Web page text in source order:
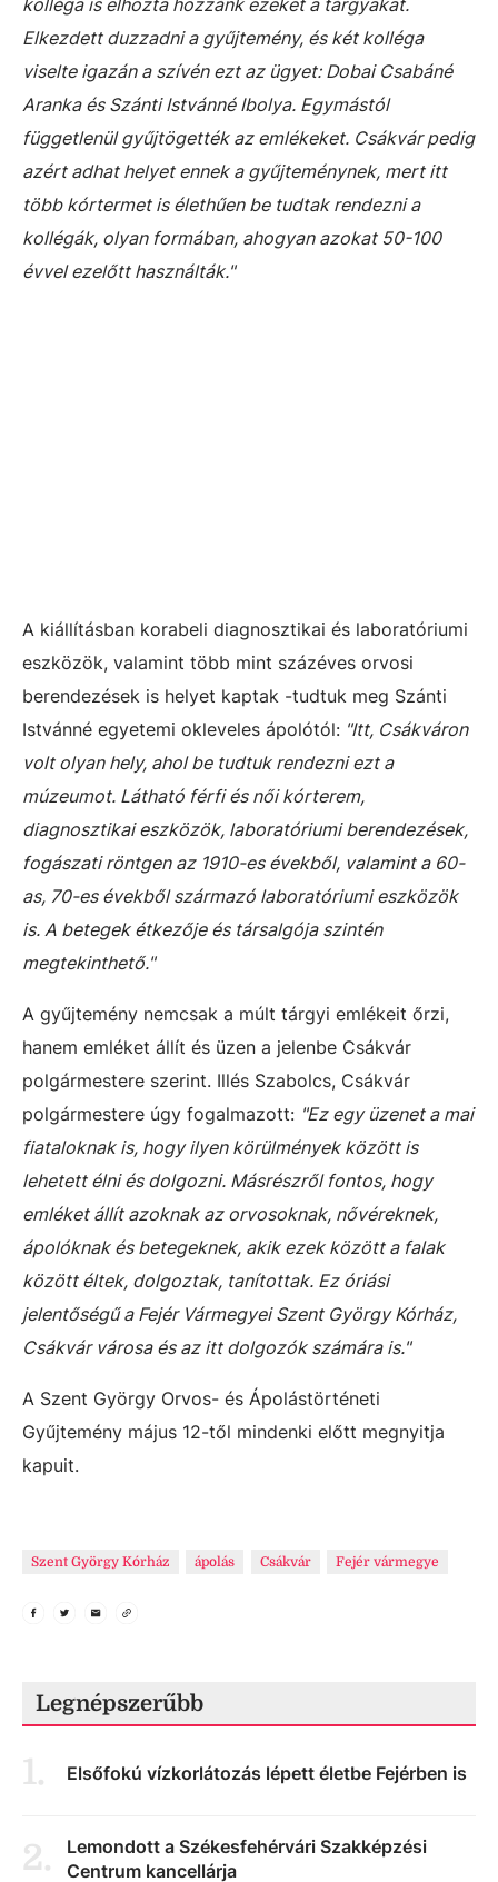
Elkezdett duzzadni a gyűjtemény, és két kolléga
viselte igazán a szívén ezt az ügyet: Dobai Csabáné
Aranka és Szánti Istvánné Ibolya. Egymástól
függetlenül gyűjtögették az emlékeket. Csákvár pedig
azért adhat helyet ennek a gyűjteménynek, mert itt
több kórtermet is élethűen be tudtak rendezni a
kollégák, olyan formában, ahogyan azokat 50-100
évvel ezelőtt használták."
A kiállításban korabeli diagnosztikai és laboratóriumi
eszközök, valamint több mint százéves orvosi
berendezések is helyet kaptak -tudtuk meg Szánti
Istvánné egyetemi okleveles ápolótól: "Itt, Csákváron
volt olyan hely, ahol be tudtuk rendezni ezt a
múzeumot. Látható férfi és női kórterem,
diagnosztikai eszközök, laboratóriumi berendezések,
fogászati röntgen az 1910-es évekből, valamint a 60-
as, 70-es évekből származó laboratóriumi eszközök
is. A betegek étkezője és társalgója szintén
megtekinthető."
A gyűjtemény nemcsak a múlt tárgyi emlékeit őrzi,
hanem emléket állít és üzen a jelenbe Csákvár
polgármestere szerint. Illés Szabolcs, Csákvár
polgármestere úgy fogalmazott: "Ez egy üzenet a mai
fiataloknak is, hogy ilyen körülmények között is
lehetett élni és dolgozni. Másrészről fontos, hogy
emléket állít azoknak az orvosoknak, nővéreknek,
ápolóknak és betegeknek, akik ezek között a falak
között éltek, dolgoztak, tanítottak. Ez óriási
jelentőségű a Fejér Vármegyei Szent György Kórház,
Csákvár városa és az itt dolgozók számára is."
A Szent György Orvos- és Ápolástörténeti
Gyűjtemény május 12-től mindenki előtt megnyitja
kapuit.
Szent György Kórház ápolás Csákvár Fejér vármegye
Legnépszerűbb
1. Elsőfokú vízkorlátozás lépett életbe Fejérben is
2.
Lemondott a Székesfehérvári Szakképzési
Centrum kancellárja